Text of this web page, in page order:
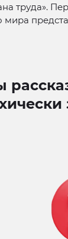
труда».
мира